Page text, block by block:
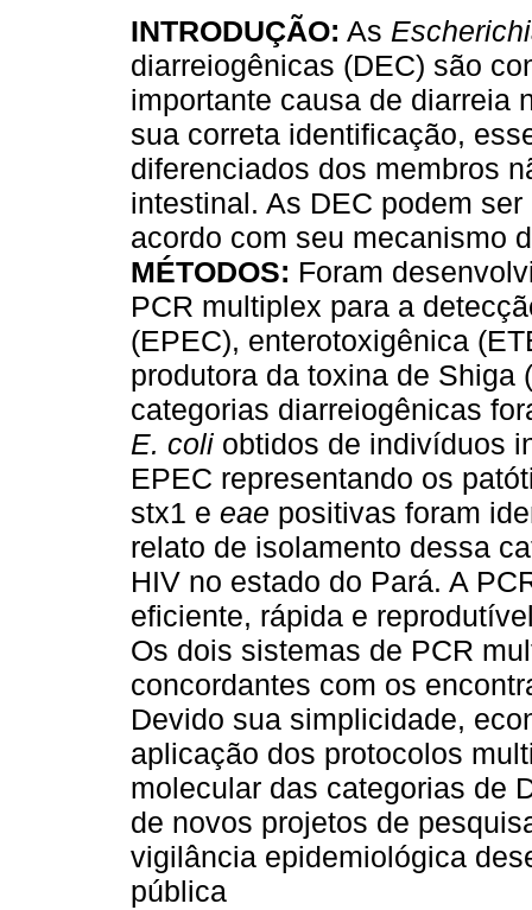
INTRODUÇÃO: As
diarreiogênicas (DEC) são
importante causa de diarreia
sua correta identificação,
diferenciados dos membros
intestinal. As DEC podem
acordo com seu mecanismo
MÉTODOS: Foram
PCR multiplex para a
(EPEC), enterotoxigênica
produtora da toxina de Shiga
categorias diarreiogênicas
E. coli obtidos de indivíduos
EPEC representando os
stx1 e eae positivas foram
relato de isolamento dessa
HIV no estado do Pará. A
eficiente, rápida e
Os dois sistemas de PCR
concordantes com os
Devido sua simplicidade,
aplicação dos protocolos
molecular das categorias de
de novos projetos de
vigilância epidemiológica
pública